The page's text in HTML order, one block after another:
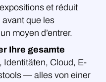
et réduit
avant que les
moyen d’entrer.
Ihre gesamte
Identitäten, Cloud, E-
— alles von einer